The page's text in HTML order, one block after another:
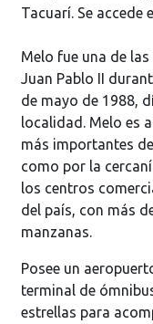
Tacuarí. Se accede
Melo fue una de
Juan Pablo II
de mayo de 1988,
localidad. Melo es
más importantes
como por la
los centros
del país, con más
manzanas.
Posee un
terminal de
estrellas para